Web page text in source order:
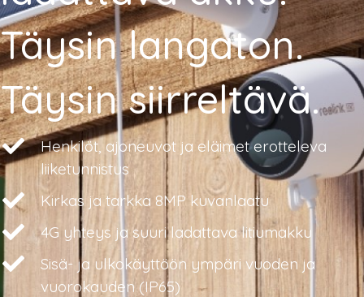
Täysin langaton.
Täysin siirreltävä.
Henkilöt, ajoneuvot ja eläimet erotteleva
liiketunnistus
Kirkas ja tarkka 8MP kuvanlaatu
4G yhteys ja suuri ladattava litiumakku
Sisä- ja ulkokäyttöön ympäri vuoden ja
vuorokauden (IP65)